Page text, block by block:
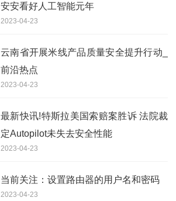
安安看好人工智能元年
2023-04-23
云南省开展米线产品质量安全提升行动_
前沿热点
2023-04-23
最新快讯!特斯拉美国索赔案胜诉 法院裁
定Autopilot未失去安全性能
2023-04-23
当前关注：设置路由器的用户名和密码
2023-04-23